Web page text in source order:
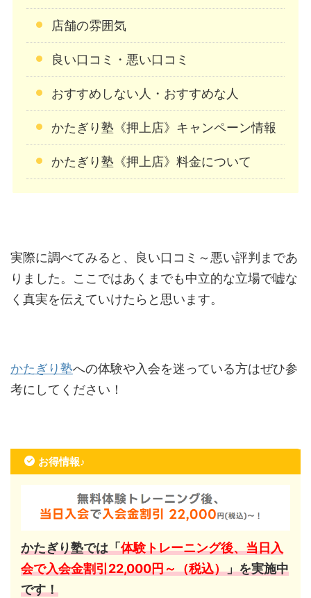
店舗の雰囲気
良い口コミ・悪い口コミ
おすすめしない人・おすすめな人
かたぎり塾《押上店》キャンペーン情報
かたぎり塾《押上店》料金について
実際に調べてみると、良い口コミ～悪い評判まであ
りました。ここではあくまでも中立的な立場で嘘な
く真実を伝えていけたらと思います。
かたぎり塾への体験や入会を迷っている方はぜひ参
考にしてください！
お得情報♪
かたぎり塾では「体験トレーニング後、当日入
会で入会金割引22,000円～（税込）」を実施中
です！